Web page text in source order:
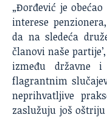
„Đorđević je
interese
da na sledeća
članovi naše
između državne
flagrantnim
neprihvatljive
zaslužuju još